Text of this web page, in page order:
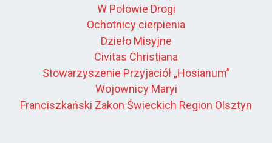
W Połowie Drogi
Ochotnicy cierpienia
Dzieło Misyjne
Civitas Christiana
Stowarzyszenie Przyjaciół „Hosianum”
Wojownicy Maryi
Franciszkański Zakon Świeckich Region Olsztyn